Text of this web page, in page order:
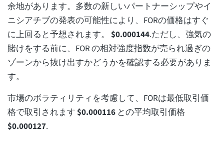
余地があります。多数の新しいパートナーシップやイ
ニシアチブの発表の可能性により、FORの価格はすぐ
に上回ると予想されます。 $0.000144.ただし、強気の
賭けをする前に、FOR の相対強度指数が売られ過ぎの
ゾーンから抜け出すかどうかを確認する必要がありま
す。
市場のボラティリティを考慮して、FORは最低取引価
格で取引されます$0.000116 との平均取引価格
$0.000127.